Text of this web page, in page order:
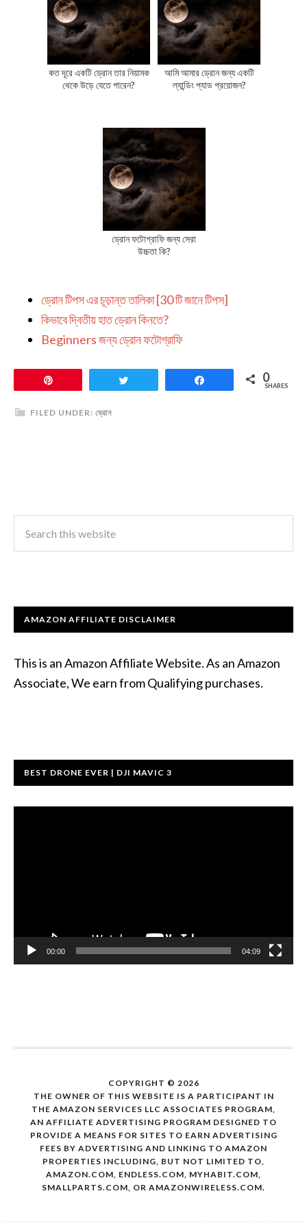
কত দূরে একটি ড্রোন তার নিয়ামক
থেকে উড়ে যেতে পারেন?
আমি আমার ড্রোন জন্য একটি
ল্যান্ডিং প্যাড প্রয়োজন?
ড্রোন ফটোগ্রাফি জন্য সেরা
উচ্চতা কি?
ড্রোন টিপস এর চূড়ান্ত তালিকা [30 টি জানে টিপস]
কিভাবে দ্বিতীয় হাত ড্রোন কিনতে?
Beginners জন্য ড্রোন ফটোগ্রাফি
0
SHARES
FILED UNDER: ড্রোন
AMAZON AFFILIATE DISCLAIMER
This is an Amazon Affiliate Website. As an Amazon
Associate, We earn from Qualifying purchases.
BEST DRONE EVER | DJI MAVIC 3
00:00 04:09
COPYRIGHT © 2026
THE OWNER OF THIS WEBSITE IS A PARTICIPANT IN
THE AMAZON SERVICES LLC ASSOCIATES PROGRAM,
AN AFFILIATE ADVERTISING PROGRAM DESIGNED TO
PROVIDE A MEANS FOR SITES TO EARN ADVERTISING
FEES BY ADVERTISING AND LINKING TO AMAZON
PROPERTIES INCLUDING, BUT NOT LIMITED TO,
AMAZON.COM, ENDLESS.COM, MYHABIT.COM,
SMALLPARTS.COM, OR AMAZONWIRELESS.COM.